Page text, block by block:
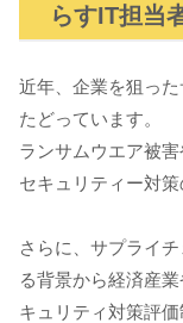
らすIT担当
近年、企業を狙っ
たどっています。
ランサムウエア被
セキュリティー対策
さらに、サプライ
る背景から経済産
キュリティ対策評価